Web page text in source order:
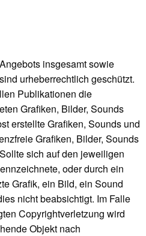
insgesamt sowie
urheberrechtlich geschützt.
Publikationen die
Grafiken, Bilder, Sounds
erstellte Grafiken, Sounds und
Grafiken, Bilder, Sounds
sich auf den jeweiligen
oder durch ein
Grafik, ein Bild, ein Sound
nicht beabsichtigt. Im Falle
Copyrightverletzung wird
Objekt nach